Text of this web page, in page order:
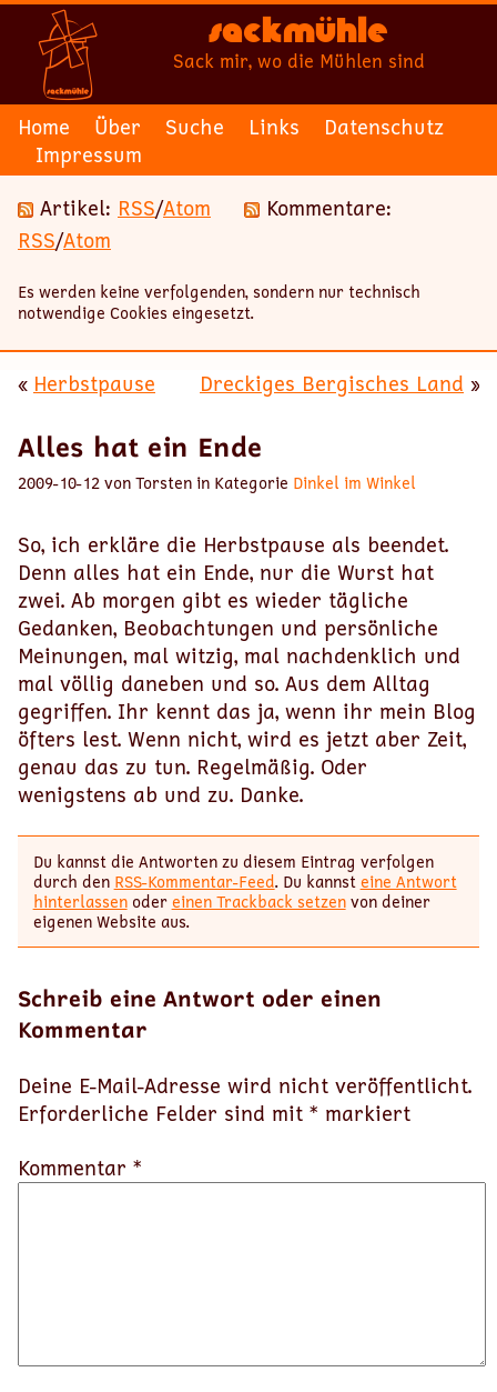
Sackmühle
Sack mir, wo die Mühlen sind
Home Über Suche Links
Datenschutz
Impressum
Artikel: RSS/Atom
Kommentare:
RSS/Atom
Es werden keine verfolgenden, sondern nur technisch
notwendige Cookies eingesetzt.
« Herbstpause Dreckiges Bergisches Land »
Alles hat ein Ende
2009-10-12 von Torsten in Kategorie Dinkel im Winkel
So, ich erkläre die Herbstpause als beendet.
Denn alles hat ein Ende, nur die Wurst hat
zwei. Ab morgen gibt es wieder tägliche
Gedanken, Beobachtungen und persönliche
Meinungen, mal witzig, mal nachdenklich und
mal völlig daneben und so. Aus dem Alltag
gegriffen. Ihr kennt das ja, wenn ihr mein Blog
öfters lest. Wenn nicht, wird es jetzt aber Zeit,
genau das zu tun. Regelmäßig. Oder
wenigstens ab und zu. Danke.
Du kannst die Antworten zu diesem Eintrag verfolgen
durch den RSS-Kommentar-Feed. Du kannsteine Antwort
hinterlassenodereinen Trackback setzenvon deiner
eigenen Website aus.
Schreib eine Antwort oder einen
Kommentar
Deine E-Mail-Adresse wird nicht veröffentlicht.
Erforderliche Felder sind mit * markiert
Kommentar *